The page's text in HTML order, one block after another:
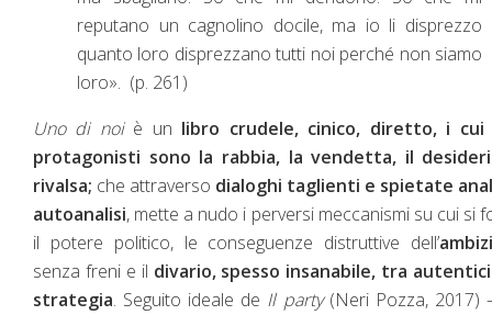
reputano un cagnolino docile, ma io li disprezzo
quanto loro disprezzano tutti noi perché non siamo
loro». (p. 261)
Uno di noiè un libro crudele, cinico, diretto, i cui
protagonisti sono la rabbia, la vendetta, il
rivalsa; che attraverso dialoghi taglienti e spietate
autoanalisi, mette a nudo i perversi meccanismi su cui si
il potere politico, le conseguenze distruttive dell’
senza freni e il divario, spesso insanabile, tra
strategia. Seguito ideale de Il party(Neri Pozza, 2017)